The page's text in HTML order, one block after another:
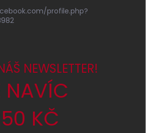
profile.php?
NEWSLETTER!
NAVÍC
KČ